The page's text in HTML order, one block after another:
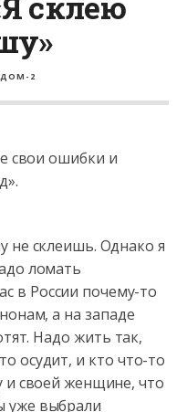
2
свои ошибки и
не склеишь. Однако я
ломать
в России почему-то
а на западе
Надо жить так,
осудит, и кто что-то
и своей женщине, что
уже выбрали